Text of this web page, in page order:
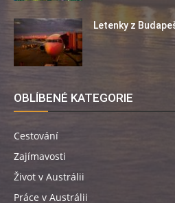
Letenky z
OBLÍBENÉ KATEGORIE
Cestování
Zajímavosti
Život v Austrálii
Práce v Austrálii